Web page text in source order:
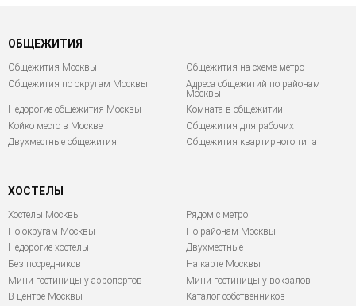
ОБЩЕЖИТИЯ
Общежития Москвы
Общежития на схеме метро
Общежития по округам Москвы
Адреса общежитий по районам
Москвы
Недорогие общежития Москвы
Комната в общежитии
Койко место в Москве
Общежития для рабочих
Двухместные общежития
Общежития квартирного типа
ХОСТЕЛЫ
Хостелы Москвы
По округам Москвы
Недорогие хостелы
Без посредников
Мини гостиницы у аэропортов
В центре Москвы
Рядом с метро
По районам Москвы
Двухместные
На карте Москвы
Мини гостиницы у вокзалов
Каталог собственников